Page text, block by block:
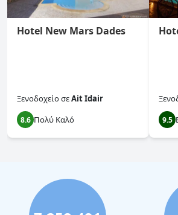
Hotel New Mars Dades
ΞενοδοχείοσεAit Idair
8.6 Πολύ Καλό 9.5